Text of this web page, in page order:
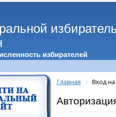
избирателей
Главная Вход на